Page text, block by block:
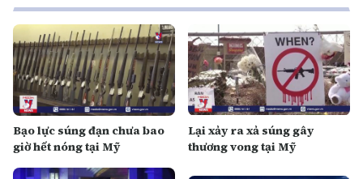
Bạo lực súng đạn chưa bao
giờ hết nóng tại Mỹ
Lại xảy ra xả súng gây
thương vong tại Mỹ